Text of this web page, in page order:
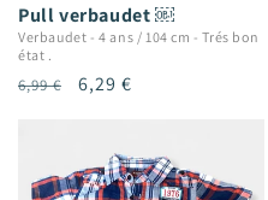
Pull verbaudet ￼
Verbaudet -4 ans / 104 cm -Trés bon
état .
Prix
6,99 €
Prix
6,29 €